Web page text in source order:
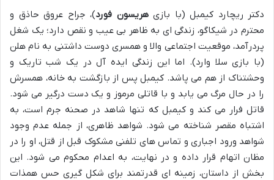
دکتر ریچارد کیمبل (با بازیهریسون فورد)، جراح عروق حاذق و
محترم در شیکاگو، زندگی ای به ظاهر بی عیب و نقص دارد؛ یک شغل
پردرآمد، موقعیت اجتماعی والا و همسری دوست داشتنی به نام هلن
(با بازی سلا وارد). اما این زندگی ایده آل در یک شب تاریک و
وحشتناک از هم می پاشد. کیمبل پس از بازگشت به خانه، همسرش
را در حال مرگ می یابد و با قاتلی مرموز و یک دست درگیر می شود.
قاتل فرار می کند و کیمبل که تنها شاهد در صحنه جرم است، به
اشتباه مقصر شناخته می شود. شواهد ظاهری، از جمله عدم وجود
شواهد ورود اجباری و تماس های تلفنی مشکوک قبل از قتل، او را در
مظان اتهام قرار داده و در نهایت، به اعدام محکوم می شود. این
بخش از داستان، زمینه ای قدرتمند برای شکل گیری حس همذات